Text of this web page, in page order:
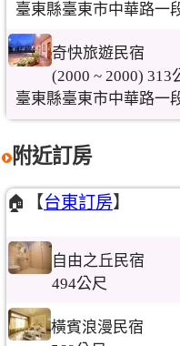
臺東縣臺東市中華路一
奇快旅遊民宿
(2000 ~ 2000) 313
臺東縣臺東市中華路一
附近訂房
🏠【台東訂房】
自由之丘民宿
494公尺
橫賓浪漫民宿